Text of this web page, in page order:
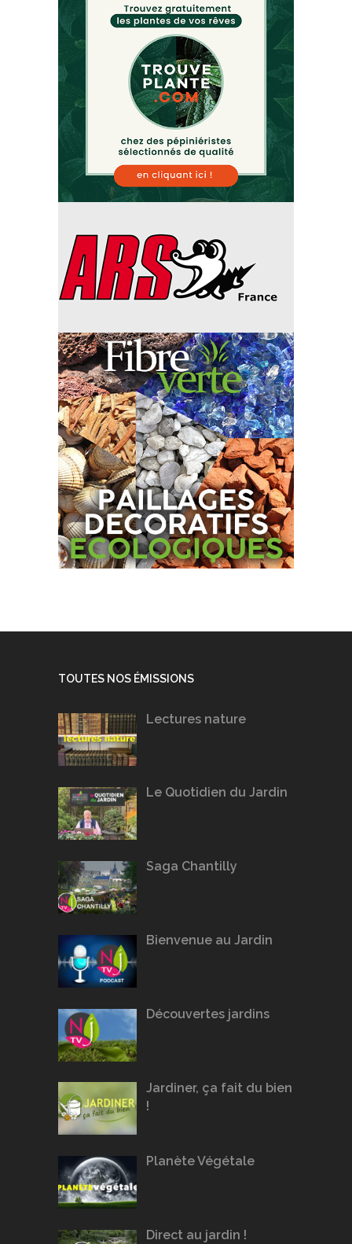
TOUTES NOS ÉMISSIONS
Lectures nature
Le Quotidien du Jardin
Saga Chantilly
Bienvenue au Jardin
Découvertes jardins
Jardiner, ça fait du bien
!
Planète Végétale
Direct au jardin !